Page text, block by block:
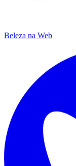
Beleza na Web